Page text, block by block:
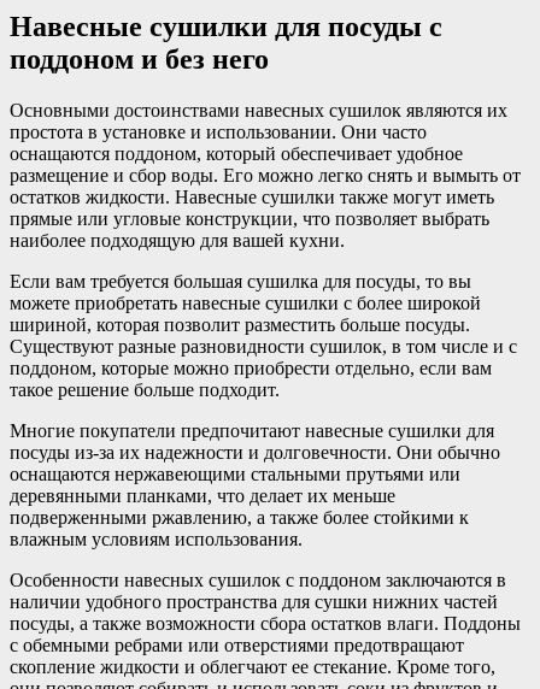
Навесные сушилки для посуды с
поддоном и без него
Основными достоинствами навесных сушилок являются их
простота в установке и использовании. Они часто
оснащаются поддоном, который обеспечивает удобное
размещение и сбор воды. Его можно легко снять и вымыть от
остатков жидкости. Навесные сушилки также могут иметь
прямые или угловые конструкции, что позволяет выбрать
наиболее подходящую для вашей кухни.
Если вам требуется большая сушилка для посуды, то вы
можете приобретать навесные сушилки с более широкой
шириной, которая позволит разместить больше посуды.
Существуют разные разновидности сушилок, в том числе и с
поддоном, которые можно приобрести отдельно, если вам
такое решение больше подходит.
Многие покупатели предпочитают навесные сушилки для
посуды из-за их надежности и долговечности. Они обычно
оснащаются нержавеющими стальными прутьями или
деревянными планками, что делает их меньше
подверженными ржавлению, а также более стойкими к
влажным условиям использования.
Особенности навесных сушилок с поддоном заключаются в
наличии удобного пространства для сушки нижних частей
посуды, а также возможности сбора остатков влаги. Поддоны
с обемными ребрами или отверстиями предотвращают
скопление жидкости и облегчают ее стекание. Кроме того,